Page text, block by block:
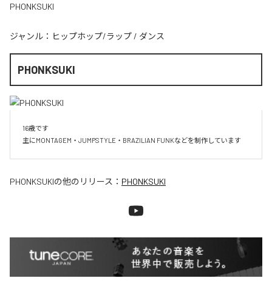
PHONKSUKI
ジャンル： ヒップホップ/ラップ / ダンス
PHONKSUKI
16歳です
主にMONTAGEM・JUMPSTYLE・BRAZILIAN FUNKなどを制作しています
PHONKSUKIの他のリリース： PHONKSUKI